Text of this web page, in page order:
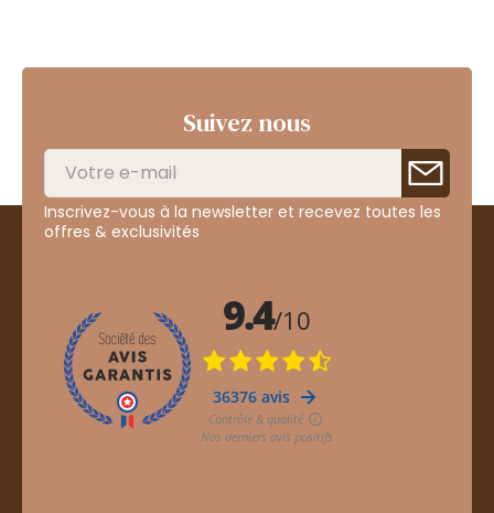
Suivez nous
Inscrivez-vous à la newsletter et recevez toutes les
offres & exclusivités